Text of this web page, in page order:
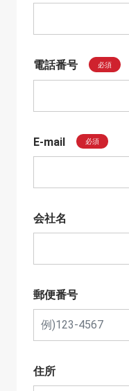
電話番号 必須
E-mail 必須
会社名
郵便番号
住所